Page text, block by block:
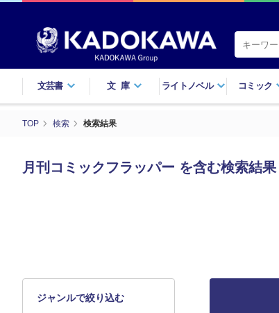
文芸書 文庫 ライトノベル コミック
TOP 検索 検索結果
月刊コミックフラッパー を含む検索結果
ジャンルで絞り込む